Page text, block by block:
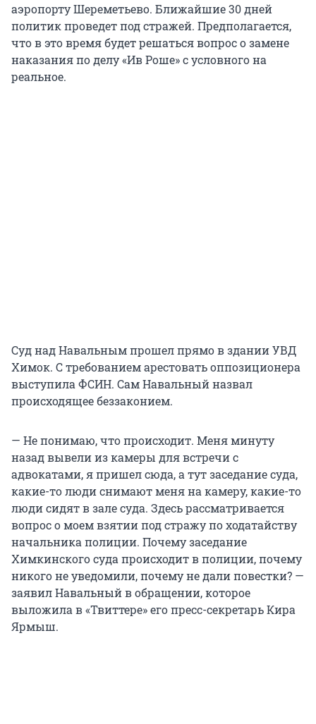
аэропорту Шереметьево. Ближайшие 30 дней
политик проведет под стражей. Предполагается,
что в это время будет решаться вопрос о замене
наказания по делу «Ив Роше» с условного на
реальное.
Суд над Навальным прошел прямо в здании УВД
Химок. С требованием арестовать оппозиционера
выступила ФСИН. Сам Навальный назвал
происходящее беззаконием.
— Не понимаю, что происходит. Меня минуту
назад вывели из камеры для встречи с
адвокатами, я пришел сюда, а тут заседание суда,
какие-то люди снимают меня на камеру, какие-то
люди сидят в зале суда. Здесь рассматривается
вопрос о моем взятии под стражу по ходатайству
начальника полиции. Почему заседание
Химкинского суда происходит в полиции, почему
никого не уведомили, почему не дали повестки? —
заявил Навальный в обращении, которое
выложила в «Твиттере» его пресс-секретарь Кира
Ярмыш.